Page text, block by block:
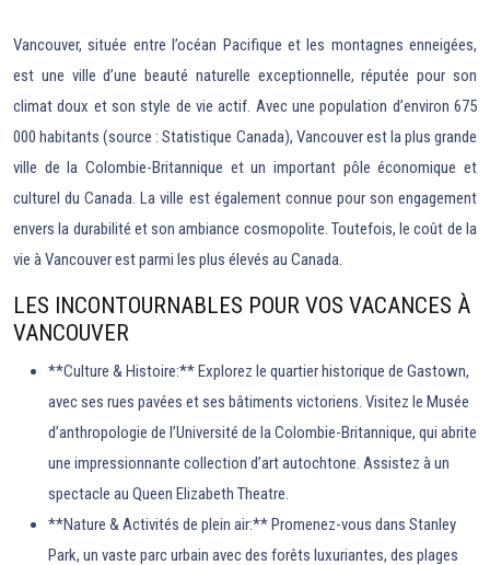
Vancouver, située entre l’océan Pacifique et les montagnes enneigées,
est une ville d’une beauté naturelle exceptionnelle, réputée pour son
climat doux et son style de vie actif. Avec une population d’environ 675
000 habitants (source : Statistique Canada), Vancouver est la plus grande
ville de la Colombie-Britannique et un important pôle économique et
culturel du Canada. La ville est également connue pour son engagement
envers la durabilité et son ambiance cosmopolite. Toutefois, le coût de la
vie à Vancouver est parmi les plus élevés au Canada.
LES INCONTOURNABLES POUR VOS VACANCES À
VANCOUVER
**Culture & Histoire:** Explorez le quartier historique de Gastown,
avec ses rues pavées et ses bâtiments victoriens. Visitez le Musée
d’anthropologie de l’Université de la Colombie-Britannique, qui abrite
une impressionnante collection d’art autochtone. Assistez à un
spectacle au Queen Elizabeth Theatre.
**Nature & Activités de plein air:** Promenez-vous dans Stanley
Park, un vaste parc urbain avec des forêts luxuriantes, des plages